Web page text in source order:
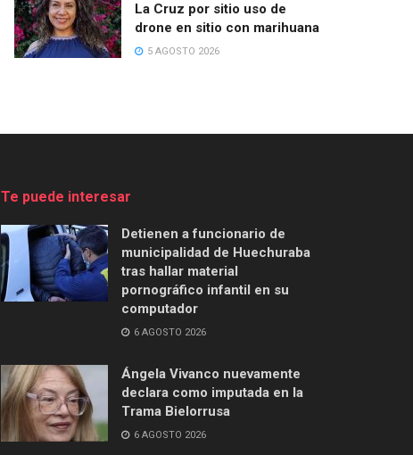
La Cruz por sitio uso de
drone en sitio con marihuana
5 AGOSTO 2026
Te puede interesar
Detienen a funcionario de
municipalidad de Huechuraba
tras hallar material
pornográfico infantil en su
computador
6 AGOSTO 2026
Ángela Vivanco nuevamente
declara como imputada en la
Trama Bielorrusa
6 AGOSTO 2026